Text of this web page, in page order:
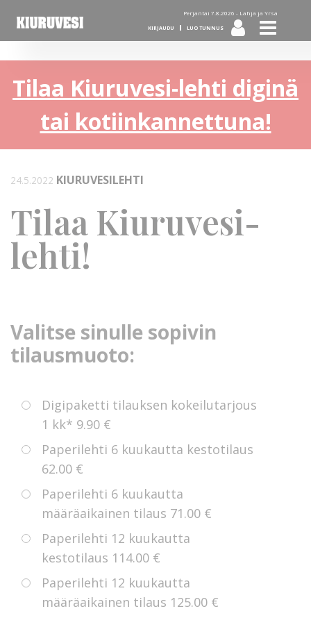
Perjantai 7.8.2026 - Lahja ja Yrsa
KIRJAUDU LUO TUNNUS
Tilaa Kiuruvesi-lehti diginä
tai kotiinkannettuna!
24.5.2022 KIURUVESILEHTI
Tilaa Kiuruvesi-
lehti!
Valitse sinulle sopivin
tilausmuoto:
Digipaketti tilauksen kokeilutarjous
1 kk* 9.90 €
Paperilehti 6 kuukautta kestotilaus
62.00 €
Paperilehti 6 kuukautta
määräaikainen tilaus 71.00 €
Paperilehti 12 kuukautta
kestotilaus 114.00 €
Paperilehti 12 kuukautta
määräaikainen tilaus 125.00 €